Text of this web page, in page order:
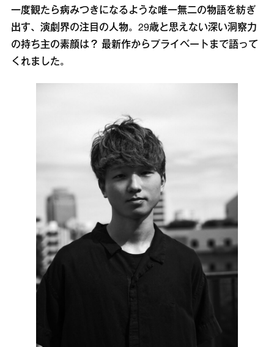
一度観たら病みつきになるような唯一無二の物語を紡ぎ
出す、演劇界の注目の人物。29歳と思えない深い洞察力
の持ち主の素顔は？ 最新作からプライベートまで語って
くれました。